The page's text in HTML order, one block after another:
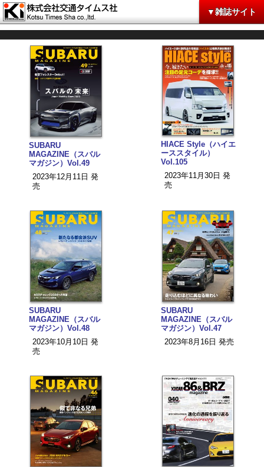
▼雑誌サイト
SUBARU
MAGAZINE（スバル
マガジン）Vol.49
2023年12月11日 発
売
HIACE Style（ハイエ
ーススタイル）
Vol.105
2023年11月30日 発
売
SUBARU
MAGAZINE（スバル
マガジン）Vol.48
2023年10月10日 発
売
SUBARU
MAGAZINE（スバル
マガジン）Vol.47
2023年8月16日 発売